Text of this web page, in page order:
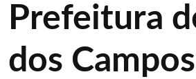
Prefeitura
dos